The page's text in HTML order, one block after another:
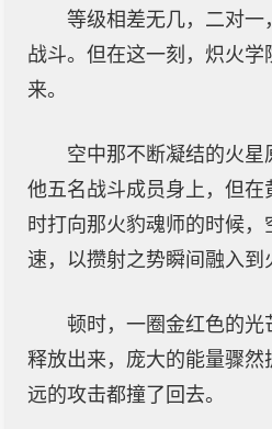
等级相差无几，二对一
战斗。但在这一刻，炽火学
来。
空中那不断凝结的火
他五名战斗成员身上，但在
时打向那火豹魂师的时候，
速，以攒射之势瞬间融入到
顿时，一圈金红色的光
释放出来，庞大的能量骤然
远的攻击都撞了回去。